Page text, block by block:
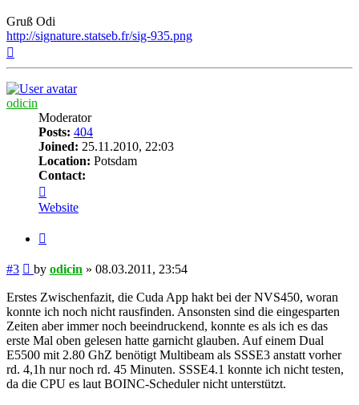
Gruß Odi
http://signature.statseb.fr/sig-935.png
odicin
Moderator
Posts: 404
Joined: 25.11.2010, 22:03
Location: Potsdam
Contact:
odicin
Website
#3 Post
by odicin » 08.03.2011, 23:54
Erstes Zwischenfazit, die Cuda App hakt bei der NVS450, woran
konnte ich noch nicht rausfinden. Ansonsten sind die eingesparten
Zeiten aber immer noch beeindruckend, konnte es als ich es das
erste Mal oben gelesen hatte garnicht glauben. Auf einem Dual
E5500 mit 2.80 GhZ benötigt Multibeam als SSSE3 anstatt vorher
rd. 4,1h nur noch rd. 45 Minuten. SSSE4.1 konnte ich nicht testen,
da die CPU es laut BOINC-Scheduler nicht unterstützt.